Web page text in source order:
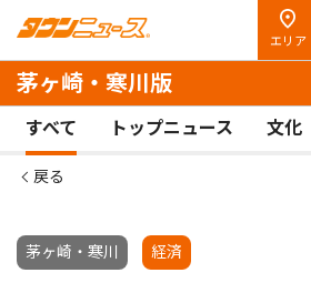
エリア
茅ヶ崎・寒川版
すべて トップニュース 文化
戻る
茅ヶ崎・寒川 経済